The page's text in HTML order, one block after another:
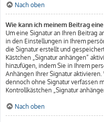
Nach oben
Wie kann ich meinem Beitrag
Um eine Signatur an Ihren Beitrag
in den Einstellungen in Ihrem
die Signatur erstellt und
Kästchen „Signatur anhängen“
hinzufügen, indem Sie in Ihrem
Anhängen Ihrer Signatur
dennoch ohne Signatur verfassen
Kontrollkästchen „Signatur
Nach oben